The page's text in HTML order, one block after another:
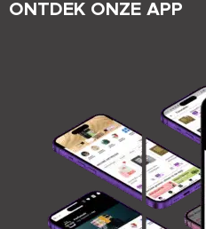
ONTDEK ONZE APP